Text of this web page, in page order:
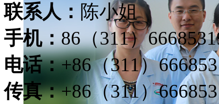
联系人： 陈小姐
手机： 86（311）
电话：+86（311）
传真：+86（311）